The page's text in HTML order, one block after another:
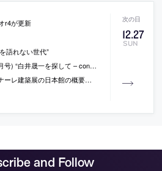
12.27
SUN
r4が更新
語れない世代”
井晟一を探して – constellation-“
、コミッショナー北山恒、 出展作家、塚本由晴・西沢立衛
and Follow